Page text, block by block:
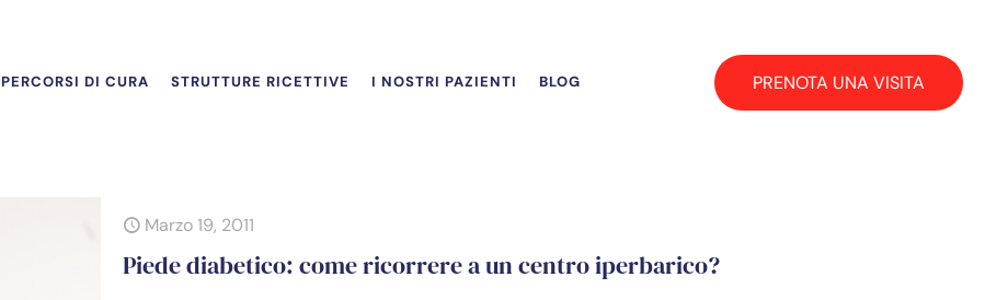
PERCORSI DI CURA STRUTTURE RICETTIVE I NOSTRI PAZIENTI BLOG PRENOTA UNA VISITA
Marzo 19, 2011
Piede diabetico: come ricorrere a un centro iperbarico?